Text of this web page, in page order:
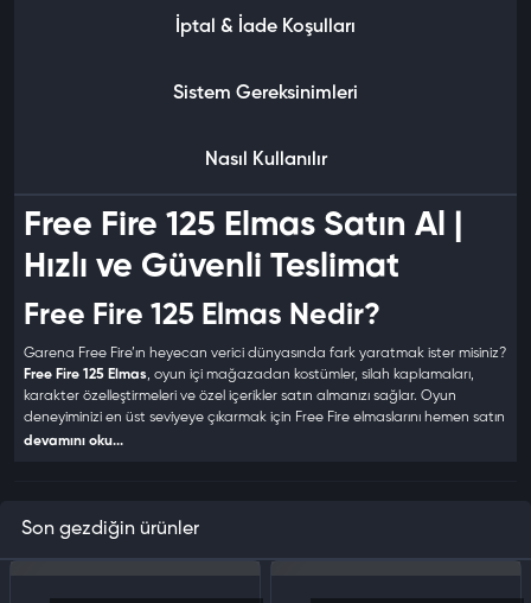
İptal & İade Koşulları
Sistem Gereksinimleri
Nasıl Kullanılır
Free Fire 125 Elmas Satın Al |
Hızlı ve Güvenli Teslimat
Free Fire 125 Elmas Nedir?
Garena Free Fire’ın heyecan verici dünyasında fark yaratmak ister misiniz?
Free Fire 125 Elmas, oyun içi mağazadan kostümler, silah kaplamaları,
karakter özelleştirmeleri ve özel içerikler satın almanızı sağlar. Oyun
deneyiminizi en üst seviyeye çıkarmak için Free Fire elmaslarını hemen satın
alın!
Almalısınız?
Free Fire elmasları, oyun içi öğelere kolay erişim sağlayarak hem
devamını oku...
Son gezdiğin ürünler